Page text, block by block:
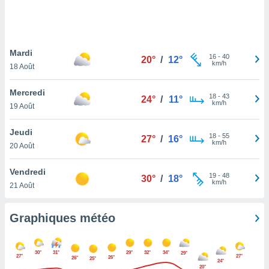
pas
de
à
cas,
que
sur le
ne
Mardi
18 Août
20° / 12° 16- 40
km/h
Mercredi
19 Août
24° / 11° 18- 43
km/h
Jeudi
20 Août
27° / 16° 18- 55
km/h
Vendredi
21 Août
30° / 18° 19- 48
km/h
Graphiques météo
27°
30°
31°
26°
25° 26°
29° 32° 34° 29°
20°
24°
27°